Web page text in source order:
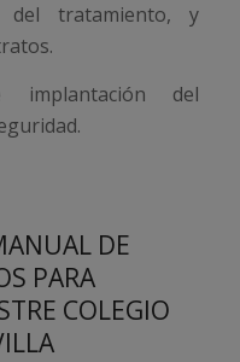
del tratamiento, y
implantación del
DE
PARA
COLEGIO